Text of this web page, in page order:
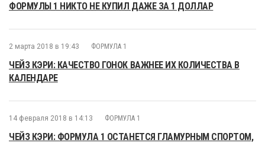
ФОРМУЛЫ 1 НИКТО НЕ КУПИЛ ДАЖЕ ЗА 1 ДОЛЛАР
2 марта 2018 в 19:43 ФОРМУЛА 1
ЧЕЙЗ КЭРИ: КАЧЕСТВО ГОНОК ВАЖНЕЕ ИХ КОЛИЧЕСТВА В
КАЛЕНДАРЕ
14 февраля 2018 в 14:13 ФОРМУЛА 1
ЧЕЙЗ КЭРИ: ФОРМУЛА 1 ОСТАНЕТСЯ ГЛАМУРНЫМ СПОРТОМ,